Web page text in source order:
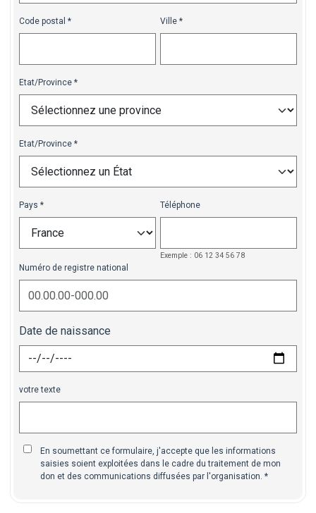
Code postal Ville
Etat/Province
Etat/Province
Pays Téléphone
Exemple : 06 12 34 56 78
Numéro de registre national
Date de naissance
votre texte
En soumettant ce formulaire, j'accepte que les informations
saisies soient exploitées dans le cadre du traitement de mon
don et des communications diffusées par l'organisation.